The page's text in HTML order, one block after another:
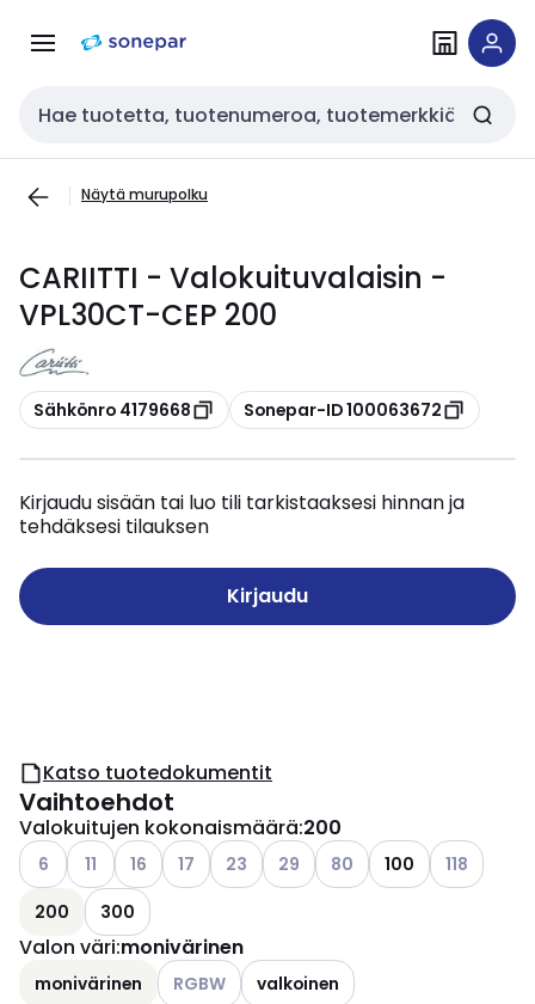
navigointiinsisältöön
Haku
Näytä murupolku
CARIITTI - Valokuituvalaisin -
VPL30CT-CEP 200
Kopioi
Sähkönro 4179668 Kopioi
Sonepar-ID 100063672
Kirjaudu sisään tai luo tili tarkistaaksesi hinnan ja
tehdäksesi tilauksen
Kirjaudu
Katso tuotedokumentit
Vaihtoehdot
Valokuitujen kokonaismäärä:200
Katso käytettävissä olevat vaihtoehdot
6 Katso käytettävissä olevat vaihtoehdot
11 Katso käytettävissä olevat vaihtoehdot
16 Katso käytettävissä olevat vaihtoehdot
17 Katso käytettävissä olevat
23 Katso käytettävissä olevat
29 Katso käytettävissä
80 100 Katso
118
200
300
Valon väri:monivärinen
monivärinen Katso käytettävissä olevat vaihtoehdot
RGBW valkoinen